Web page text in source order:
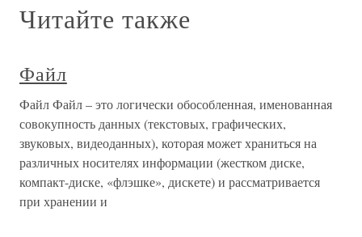
Читайте также
Файл
Файл Файл – это логически обособленная, именованная
совокупность данных (текстовых, графических,
звуковых, видеоданных), которая может храниться на
различных носителях информации (жестком диске,
компакт-диске, «флэшке», дискете) и рассматривается
при хранении и